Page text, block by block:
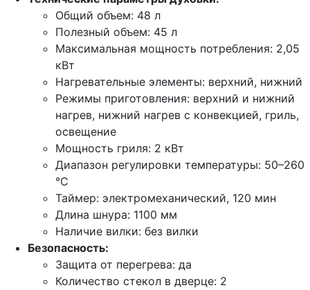
Общий объем: 48 л
Полезный объем: 45 л
Максимальная мощность потребления: 2,05
кВт
Нагревательные элементы: верхний, нижний
Режимы приготовления: верхний и нижний
нагрев, нижний нагрев с конвекцией, гриль,
освещение
Мощность гриля: 2 кВт
Диапазон регулировки температуры: 50–260
°C
Таймер: электромеханический, 120 мин
Длина шнура: 1100 мм
Наличие вилки: без вилки
Безопасность:
Защита от перегрева: да
Количество стекол в дверце: 2